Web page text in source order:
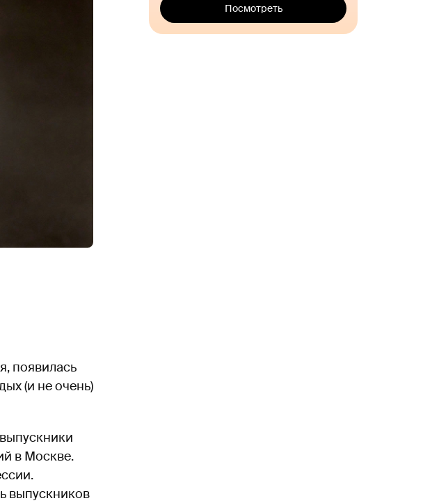
Посмотреть
появилась
(и не очень)
в Москве.
выпускников